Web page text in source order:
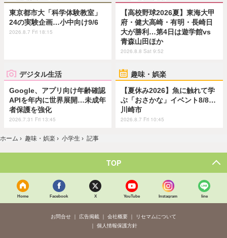
東京都市大「科学体験教室」
24の実験企画…小中向け9/6
2026.8.7 Fri 18:15
【高校野球2026夏】東海大甲
府・健大高崎・有明・長崎日
大が勝利…第4日は遊学館vs
青森山田ほか
2026.8.8 Sat 9:52
デジタル生活
Google、アプリ向け年齢確認
APIを年内に世界展開…未成年
者保護を強化
2026.7.31 Fri 13:45
趣味・娯楽
【夏休み2026】魚に触れて学
ぶ「おさかな」イベント8/8…
川崎市
2026.8.7 Fri 10:45
ホーム › 趣味・娯楽 › 小学生 › 記事
TOP
Home Facebook X YouTube Instagram line
お問合せ 広告掲載 会社概要
リセマムについて
個人情報保護方針